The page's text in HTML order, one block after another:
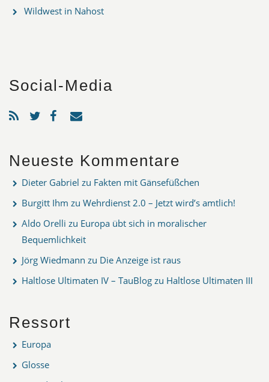
Wildwest in Nahost
Social-Media
Neueste Kommentare
Dieter Gabriel zu Fakten mit Gänsefüßchen
Burgitt Ihm zu Wehrdienst 2.0 – Jetzt wird’s amtlich!
Aldo Orelli zu Europa übt sich in moralischer
Bequemlichkeit
Jörg Wiedmann zu Die Anzeige ist raus
Haltlose Ultimaten IV – TauBlog zu Haltlose Ultimaten III
Ressort
Europa
Glosse